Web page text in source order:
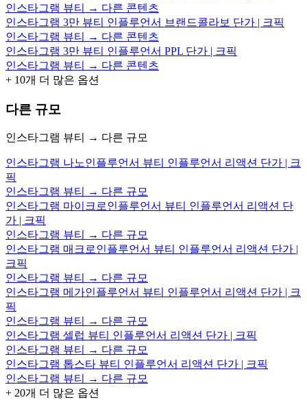
인스타그램 뷰티 → 다른 콘텐츠
인스타그램 3만 뷰티 인플루언서 브랜드콜라보 단가 | 크픽
인스타그램 뷰티 → 다른 콘텐츠
인스타그램 3만 뷰티 인플루언서 PPL 단가 | 크픽
인스타그램 뷰티 → 다른 콘텐츠
+ 10개 더 많은 옵션
다른 규모
인스타그램 뷰티 → 다른 규모
인스타그램 나노인플루언서 뷰티 인플루언서 리액션 단가 | 크
픽
인스타그램 뷰티 → 다른 규모
인스타그램 마이크로인플루언서 뷰티 인플루언서 리액션 단
가 | 크픽
인스타그램 뷰티 → 다른 규모
인스타그램 매크로인플루언서 뷰티 인플루언서 리액션 단가 |
크픽
인스타그램 뷰티 → 다른 규모
인스타그램 메가인플루언서 뷰티 인플루언서 리액션 단가 | 크
픽
인스타그램 뷰티 → 다른 규모
인스타그램 셀럽 뷰티 인플루언서 리액션 단가 | 크픽
인스타그램 뷰티 → 다른 규모
인스타그램 톱스타 뷰티 인플루언서 리액션 단가 | 크픽
인스타그램 뷰티 → 다른 규모
+ 20개 더 많은 옵션